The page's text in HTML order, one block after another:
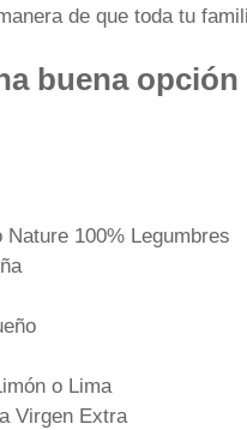
de que toda tu
buena
Nature 100% Legumbres
o Lima
Virgen Extra